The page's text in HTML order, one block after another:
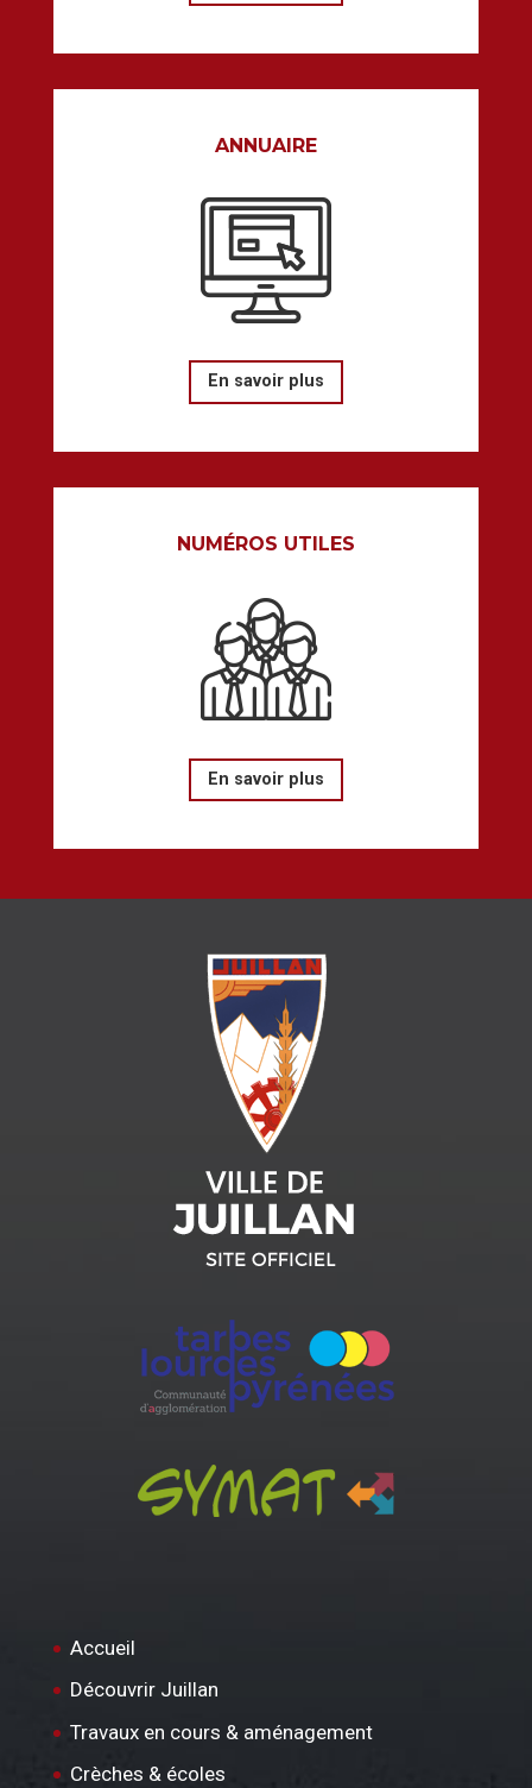
ANNUAIRE
En savoir plus
NUMÉROS UTILES
En savoir plus
Accueil
Découvrir Juillan
Travaux en cours & aménagement
Crèches & écoles